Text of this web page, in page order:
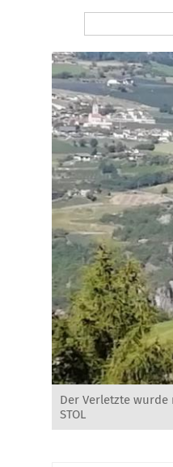
Der Verletzte
STOL